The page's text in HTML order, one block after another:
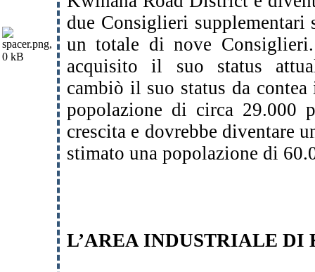
due Consiglieri
un totale di nove
acquisito il suo status
cambiò il suo status da
popolazione di circa 29.000
crescita e dovrebbe diventare
stimato una popolazione di
L’AREA INDUSTRIALE DI